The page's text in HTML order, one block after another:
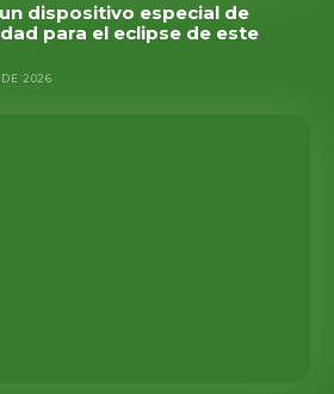
dispositivo especial de
para el eclipse de este
DE 2026